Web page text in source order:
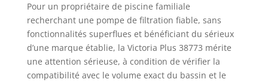
un spa et un
centre de bien-
être. Avec plus de
50 ans
d'expérience et
une présence
Pour un propriétaire de piscine familiale
recherchant une pompe de filtration fiable, sans
fonctionnalités superflues et bénéficiant du sérieux
d’une marque établie, la Victoria Plus 38773 mérite
une attention sérieuse, à condition de vérifier la
compatibilité avec le volume exact du bassin et le